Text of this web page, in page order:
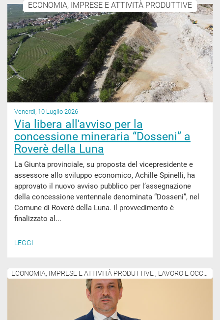
ECONOMIA, IMPRESE E ATTIVITÀ PRODUTTIVE
Venerdì, 10 Luglio 2026
Via libera all'avviso per la
concessione mineraria “Dosseni” a
Roverè della Luna
La Giunta provinciale, su proposta del vicepresidente e
assessore allo sviluppo economico, Achille Spinelli, ha
approvato il nuovo avviso pubblico per l’assegnazione
della concessione ventennale denominata “Dosseni”, nel
Comune di Roverè della Luna. Il provvedimento è
finalizzato al...
LEGGI